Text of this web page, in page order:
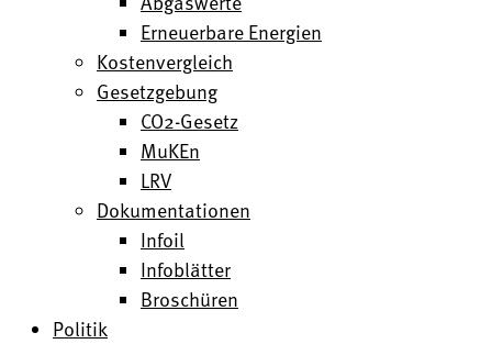
Erneuerbare Energien
Kostenvergleich
Gesetzgebung
CO2-Gesetz
MuKEn
LRV
Dokumentationen
Infoil
Infoblätter
Broschüren
Politik